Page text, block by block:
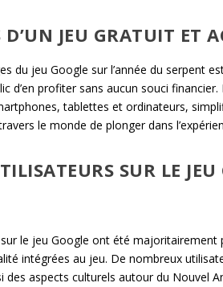
D’UN JEU GRATUIT ET
du jeu Google sur l’année du serpent
d’en profiter sans aucun souci
tablettes et ordinateurs,
le monde de plonger dans
SUR LE
le jeu Google ont été
intégrées au jeu. De nombreux
aspects culturels autour du Nouvel